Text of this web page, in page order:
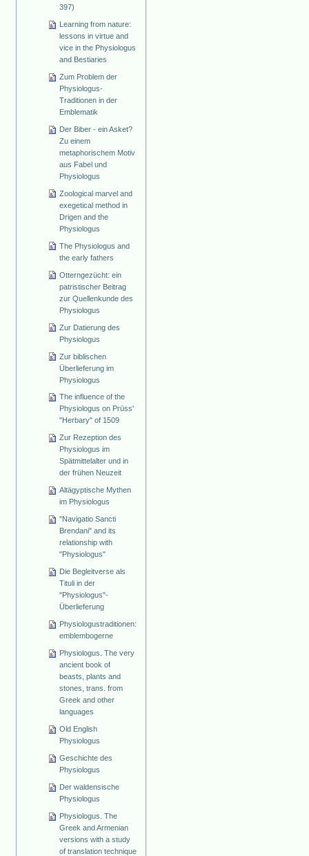
397)
Learning from nature:
lessons in virtue and
vice in the Physiologus
and Bestiaries
Zum Problem der
Physiologus-
Traditionen in der
Emblematik
Der Biber - ein Asket?
Zu einem
metaphorischem Motiv
aus Fabel und
Physiologus
Zoological marvel and
exegetical method in
Drigen and the
Physiologus
The Physiologus and
the early fathers
Otterngezücht: ein
patristischer Beitrag
zur Quellenkunde des
Physiologus
Zur Datierung des
Physiologus
Zur biblischen
Überlieferung im
Physiologus
The influence of the
Physiologus on Prüss'
"Herbary" of 1509
Zur Rezeption des
Physiologus im
Spätmittelalter und in
der frühen Neuzeit
Altägyptische Mythen
im Physiologus
"Navigatio Sancti
Brendani" and its
relationship with
"Physiologus"
Die Begleitverse als
Tituli in der
"Physiologus"-
Überlieferung
Physiologustraditionen:
emblembogerne
Physiologus. The very
ancient book of
beasts, plants and
stones, trans. from
Greek and other
languages
Old English
Physiologus
Geschichte des
Physiologus
Der waldensische
Physiologus
Physiologus. The
Greek and Armenian
versions with a study
of translation technique